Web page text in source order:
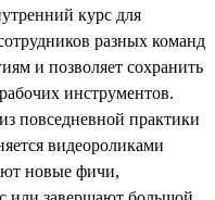
курс для
разных команд
и позволяет сохранить
инструментов.
повседневной практики
видеороликами
новые фичи,